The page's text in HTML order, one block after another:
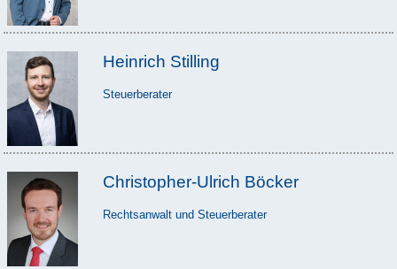
Heinrich Stilling
Steuerberater
Christopher-Ulrich Böcker
Rechtsanwalt und Steuerberater